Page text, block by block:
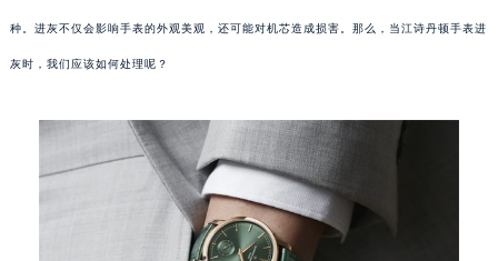
种。进灰不仅会影响手表的外观美观，还可能对机芯造成损害。那么，当江诗丹顿手表进
灰时，我们应该如何处理呢？